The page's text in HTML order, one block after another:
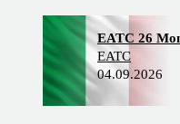
EATC 26
EATC
04.09.2026